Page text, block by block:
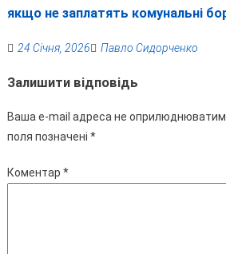
якщо не заплатять комунальні
24 Січня, 2026 Павло Сидорченко
Залишити відповідь
Ваша e-mail адреса не
поля позначені *
Коментар *